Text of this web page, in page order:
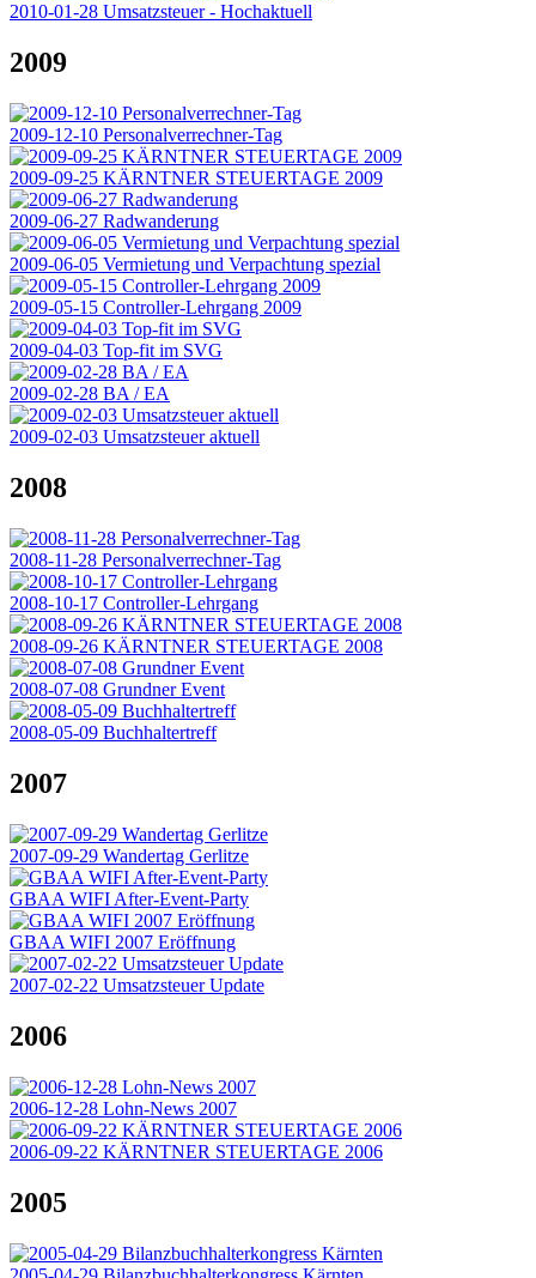
2010-01-28 Umsatzsteuer - Hochaktuell
2009
2009-12-10 Personalverrechner-Tag
2009-09-25 KÄRNTNER STEUERTAGE 2009
2009-06-27 Radwanderung
2009-06-05 Vermietung und Verpachtung spezial
2009-05-15 Controller-Lehrgang 2009
2009-04-03 Top-fit im SVG
2009-02-28 BA / EA
2009-02-03 Umsatzsteuer aktuell
2008
2008-11-28 Personalverrechner-Tag
2008-10-17 Controller-Lehrgang
2008-09-26 KÄRNTNER STEUERTAGE 2008
2008-07-08 Grundner Event
2008-05-09 Buchhaltertreff
2007
2007-09-29 Wandertag Gerlitze
GBAA WIFI After-Event-Party
GBAA WIFI 2007 Eröffnung
2007-02-22 Umsatzsteuer Update
2006
2006-12-28 Lohn-News 2007
2006-09-22 KÄRNTNER STEUERTAGE 2006
2005